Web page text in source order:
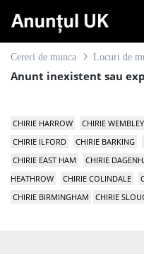
Cereri de munca Locuri de
Anunt inexistent sau
CHIRIE HARROW CHIRIE WEMBLEY
CHIRIE ILFORD
CHIRIE BARKING
CHIRIE EAST HAM
CHIRIE
HEATHROW
CHIRIE COLINDALE
CHIRIE BIRMINGHAM
CHIRIE